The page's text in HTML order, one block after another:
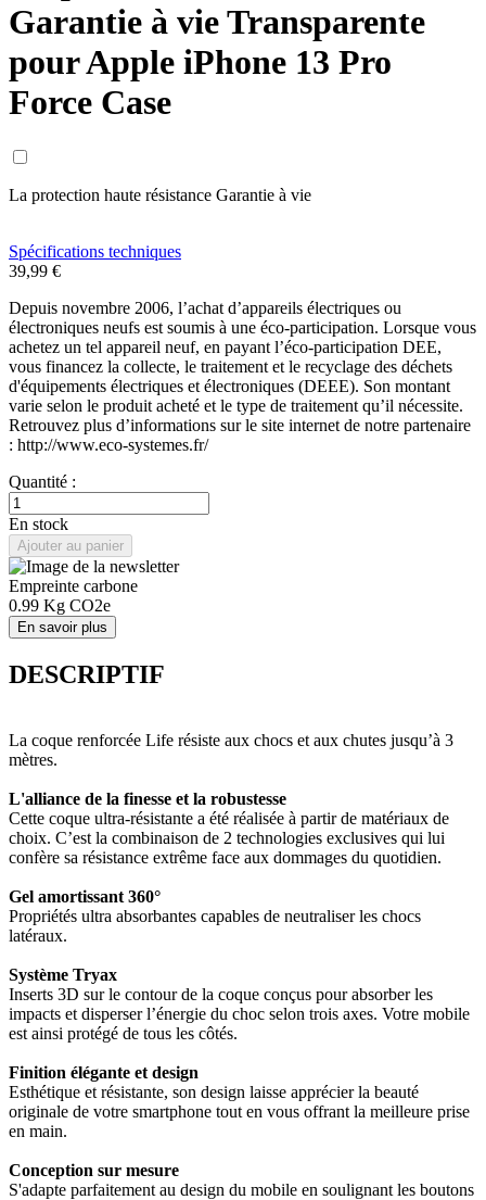
Garantie à vie Transparente
pour Apple iPhone 13 Pro
Force Case
La protection haute résistance Garantie à vie
Spécifications techniques
39,99 €
Depuis novembre 2006, l’achat d’appareils électriques ou
électroniques neufs est soumis à une éco-participation. Lorsque vous
achetez un tel appareil neuf, en payant l’éco-participation DEE,
vous financez la collecte, le traitement et le recyclage des déchets
d'équipements électriques et électroniques (DEEE). Son montant
varie selon le produit acheté et le type de traitement qu’il nécessite.
Retrouvez plus d’informations sur le site internet de notre partenaire
: http://www.eco-systemes.fr/
Quantité :
En stock
Ajouter au panier
Empreinte carbone
0.99 Kg CO2e
En savoir plus
DESCRIPTIF
La coque renforcée Life résiste aux chocs et aux chutes jusqu’à 3
mètres.
L'alliance de la finesse et la robustesse
Cette coque ultra-résistante a été réalisée à partir de matériaux de
choix. C’est la combinaison de 2 technologies exclusives qui lui
confère sa résistance extrême face aux dommages du quotidien.
Gel amortissant 360°
Propriétés ultra absorbantes capables de neutraliser les chocs
latéraux.
Système Tryax
Inserts 3D sur le contour de la coque conçus pour absorber les
impacts et disperser l’énergie du choc selon trois axes. Votre mobile
est ainsi protégé de tous les côtés.
Finition élégante et design
Esthétique et résistante, son design laisse apprécier la beauté
originale de votre smartphone tout en vous offrant la meilleure prise
en main.
Conception sur mesure
S'adapte parfaitement au design du mobile en soulignant les boutons